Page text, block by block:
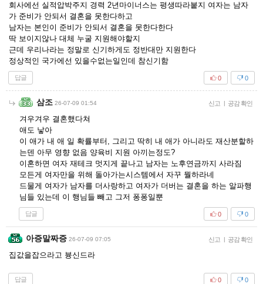
회사에선 실적압박주지 경력 2년마이너스는 평생따라붙지 여자는 남자
가 준비가 안되서 결혼을 못한다하고
남자는 본인이 준비가 안되서 결혼을 못한다한다
딱 보이지않나 대체 누굴 지원해야할지
근데 우리나라는 정말로 신기하게도 정반대만 지원한다
정상적인 국가에선 있을수없는일인데 참신기함
답글 0
0
삼조 26-07-09 01:54 신고 | 공감 확인
겨우겨우 결혼했다쳐
애도 낳아
이 애가 내 애 일 확률부터, 그리고 딱히 내 애가 아니라도 재산분할하
는덴 아무 영향 없음 양육비 지원 아끼는정도?
이혼하면 여자 재테크 멋지게 끝나고 남자는 노후연금까지 사라짐
모든게 여자만을 위해 돌아가는시스템에서 자꾸 뭘하라네
드물게 여자가 남자를 더사랑하고 여자가 더버는 결혼을 하는 알파행
님들 있는데 이 행님들 빼고 그저 퐁퐁일뿐
답글 0
0
아증말짜증 26-07-09 07:05 신고 | 공감 확인
집값을잡으라고 븅신드라
답글 0
0